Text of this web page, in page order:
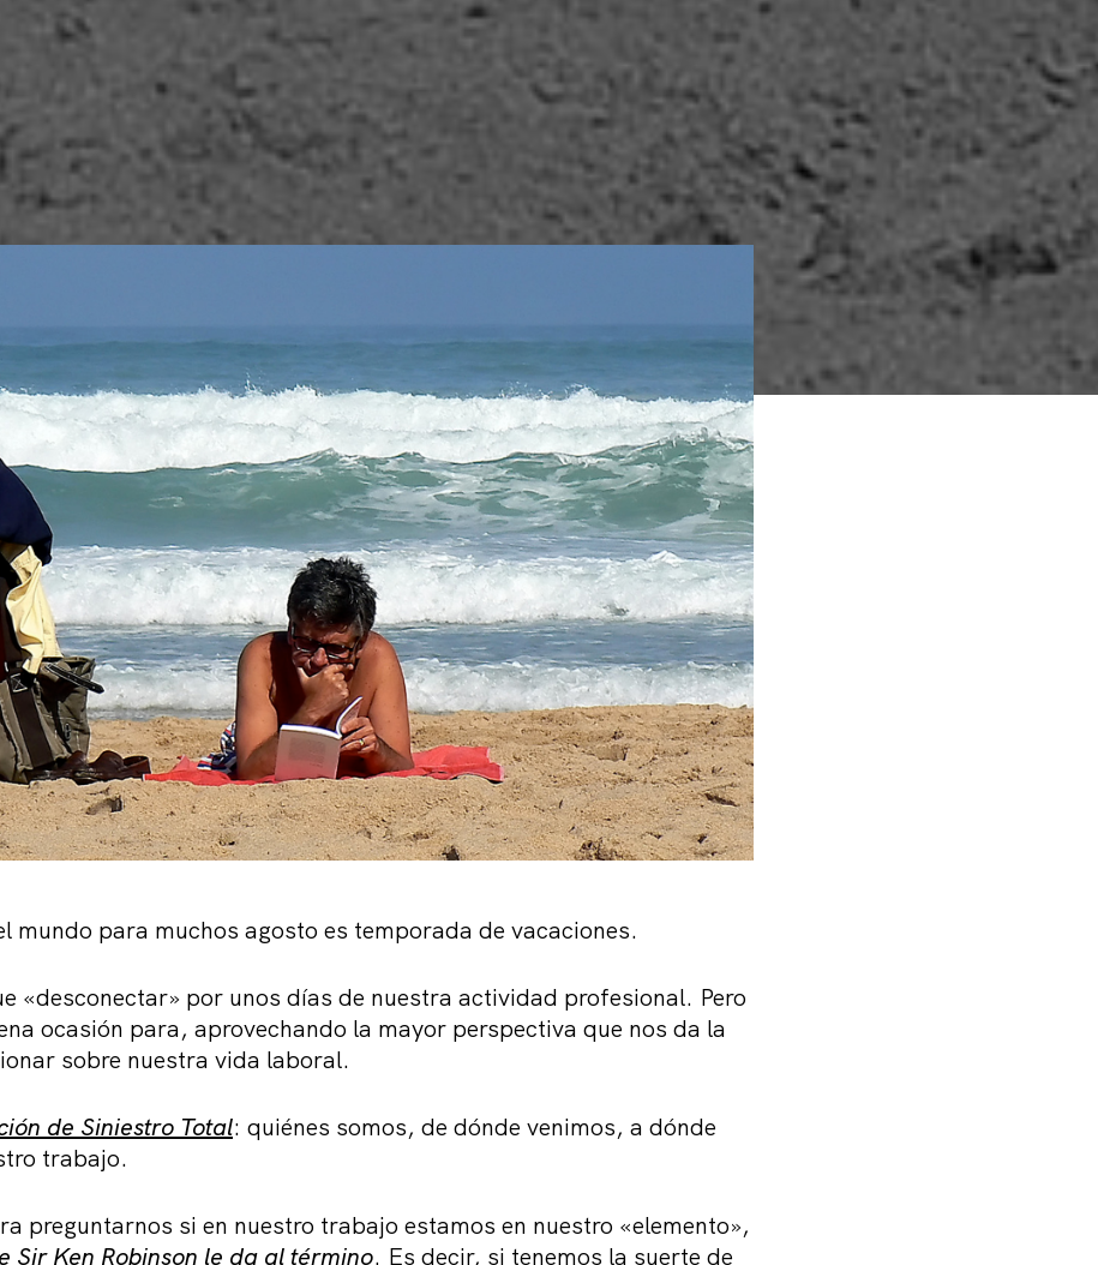
mundo para muchos agosto es temporada de vacaciones.
«desconectar» por unos días de nuestra actividad profesional. Pero
ocasión para, aprovechando la mayor perspectiva que nos da la
sobre nuestra vida laboral.
de Siniestro Total: quiénes somos, de dónde venimos, a dónde
trabajo.
preguntarnos si en nuestro trabajo estamos en nuestro «elemento»,
Sir Ken Robinson le da al término. Es decir, si tenemos la suerte de